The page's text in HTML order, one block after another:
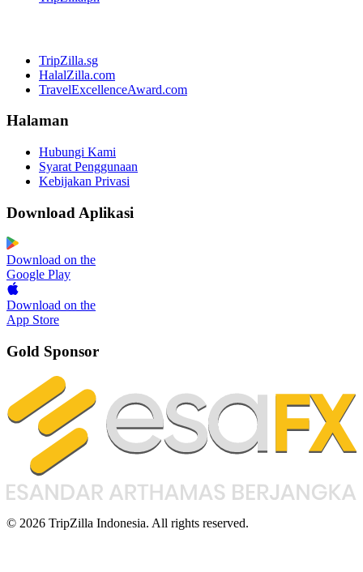
TripZilla.sg
HalalZilla.com
TravelExcellenceAward.com
Halaman
Hubungi Kami
Syarat Penggunaan
Kebijakan Privasi
Download Aplikasi
Download on the
Google Play
Download on the
App Store
Gold Sponsor
© 2026 TripZilla Indonesia. All rights reserved.